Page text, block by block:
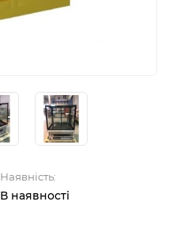
Наявність:
В наявності